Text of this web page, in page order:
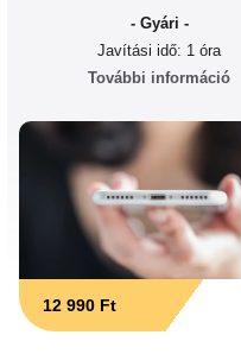
- Gyári -
Javítási idő: 1 óra
További információ
12 990 Ft